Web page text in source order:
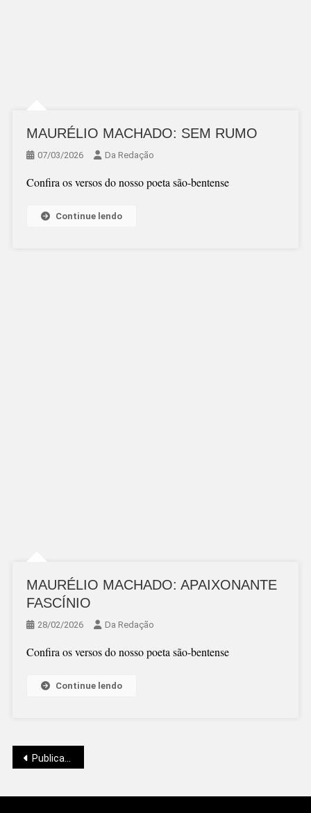
MAURÉLIO MACHADO: SEM RUMO
07/03/2026 Da Redação
Confira os versos do nosso poeta são-bentense
Continue lendo
MAURÉLIO MACHADO: APAIXONANTE
FASCÍNIO
28/02/2026 Da Redação
Confira os versos do nosso poeta são-bentense
Continue lendo
Navegação
Publicações mais antigas